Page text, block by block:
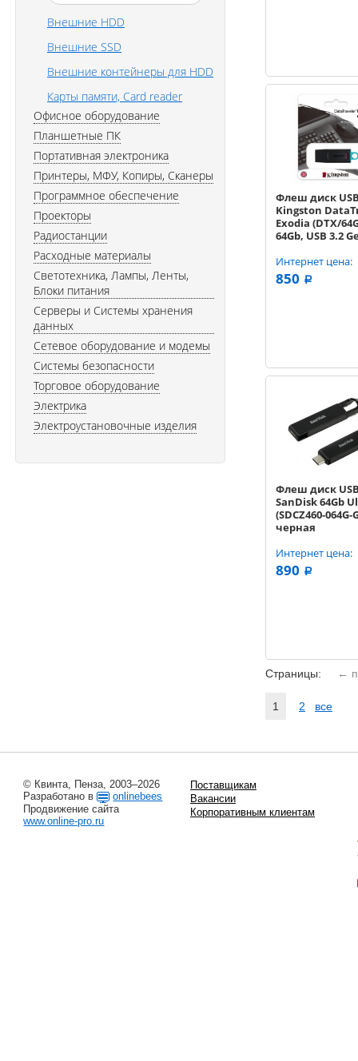
Флеш диск
Kingston
Exodia (DTX/
64Gb, USB 3.2
бирюзовый
Интернет цена:
850 a
Флеш диск
SanDisk 64Gb
(SDCZ460-064G-
черная
Интернет цена:
890 a
Страницы: ←
1 2 все
Внешние HDD
Внешние SSD
Внешние контейнеры для HDD
Карты памяти, Card reader
Офисное оборудование
Планшетные ПК
Портативная электроника
Принтеры, МФУ, Копиры, Сканеры
Программное обеспечение
Проекторы
Радиостанции
Расходные материалы
Светотехника, Лампы, Ленты,
Блоки питания
Серверы и Системы хранения
данных
Сетевое оборудование и модемы
Системы безопасности
Торговое оборудование
Электрика
Электроустановочные изделия
© Квинта, Пенза, 2003–2026
Разработано в
onlinebees
Продвижение сайта
www.online-pro.ru
Поставщикам
Вакансии
Корпоративным клиентам